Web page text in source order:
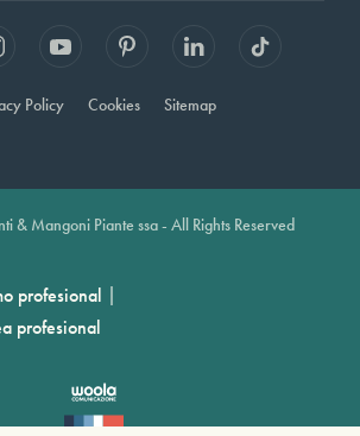
Policy Cookies Sitemap
& Mangoni Piante ssa - All Rights Reserved
profesional |
profesional